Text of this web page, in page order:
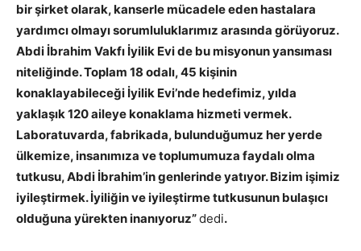
bir şirket olarak, kanserle mücadele eden hastalara
yardımcı olmayı sorumluluklarımız arasında görüyoruz.
Abdi İbrahim Vakfı İyilik Evi de bu misyonun yansıması
niteliğinde. Toplam 18 odalı, 45 kişinin
konaklayabileceği İyilik Evi’nde hedefimiz, yılda
yaklaşık 120 aileye konaklama hizmeti vermek.
Laboratuvarda, fabrikada, bulunduğumuz her yerde
ülkemize, insanımıza ve toplumumuza faydalı olma
tutkusu, Abdi İbrahim’in genlerinde yatıyor. Bizim işimiz
iyileştirmek. İyiliğin ve iyileştirme tutkusunun bulaşıcı
olduğuna yürekten inanıyoruz”dedi.